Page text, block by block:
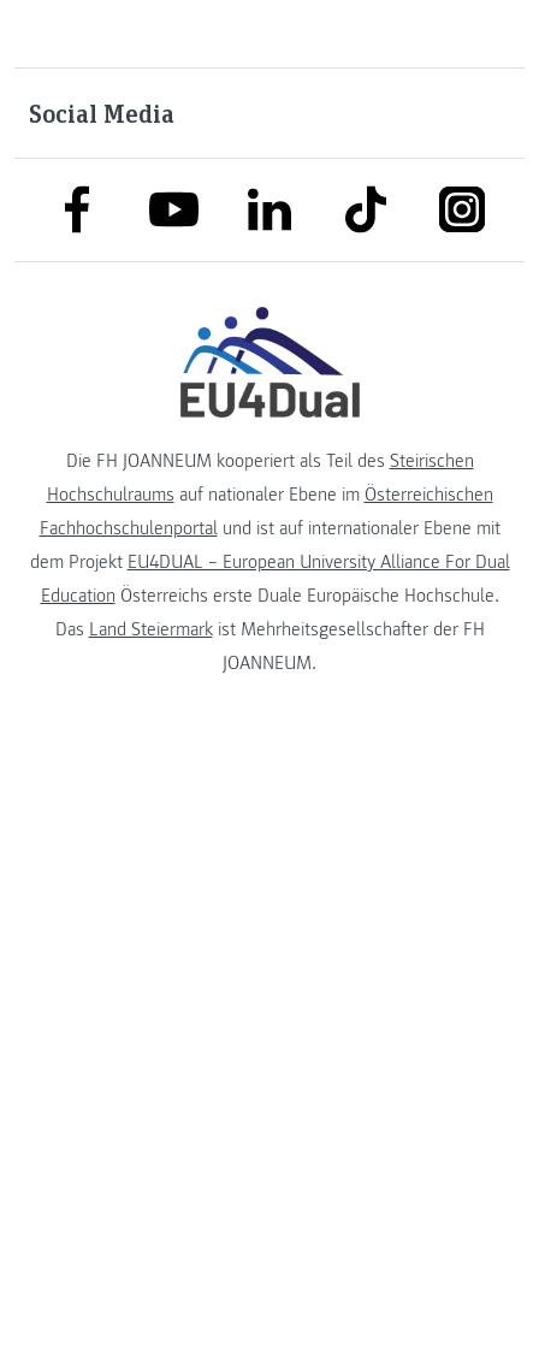
Social Media
link to facebooklink to youtubelink to linkedinlink to tiktok
Die FH JOANNEUM kooperiert als Teil des Steirischen
Hochschulraums auf nationaler Ebene im Österreichischen
Fachhochschulenportalund ist auf internationaler Ebene mit
dem Projekt EU4DUAL – European University Alliance For Dual
Education Österreichs erste Duale Europäische Hochschule.
Das Land Steiermarkist Mehrheitsgesellschafter der FH
JOANNEUM.